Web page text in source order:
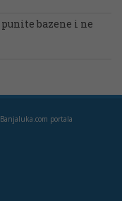
bazene i ne
portala